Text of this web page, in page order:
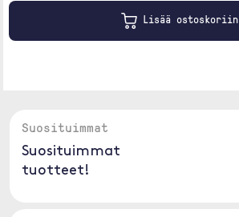
Lisää ostoskoriin
Suosituimmat
Suosituimmat
tuotteet!